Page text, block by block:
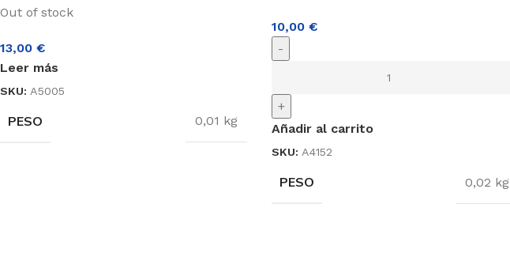
Out of stock
13,00 €
Leer más
SKU: A5005
PESO 0,01 kg
10,00 €
-
+
Añadir al carrito
SKU: A4152
PESO 0,02 kg